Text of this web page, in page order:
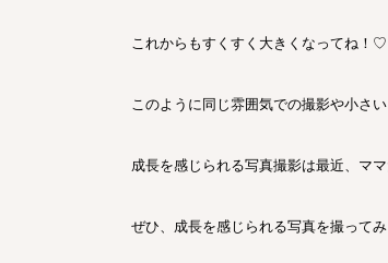
これからもすくすく大きくなってね！♡
このように同じ雰囲気での撮影や小さ
成長を感じられる写真撮影は最近、マ
ぜひ、成長を感じられる写真を撮って